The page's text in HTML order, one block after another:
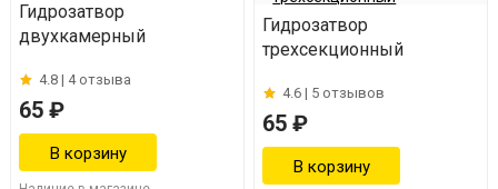
Гидрозатвор
двухкамерный
4.8 | 4 отзыва
65 ₽
Гидрозатвор
трехсекционный
4.6 | 5 отзывов
65 ₽